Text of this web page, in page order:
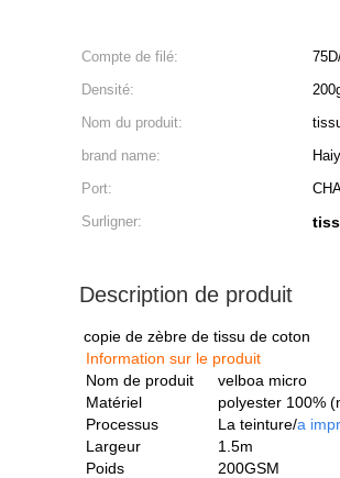
Compte de filé:
Densité:
Nom du produit:
brand name:
Port:
Surligner:
Description de produit
copie de zèbre de tissu de coton
Information sur le produit
Nom de produit
velboa micro
Matériel
polyester 100%
Processus
La teinture/a
Largeur
1.5m
Poids
200GSM